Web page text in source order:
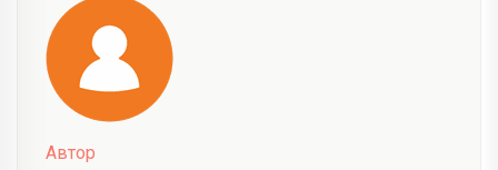
Автор